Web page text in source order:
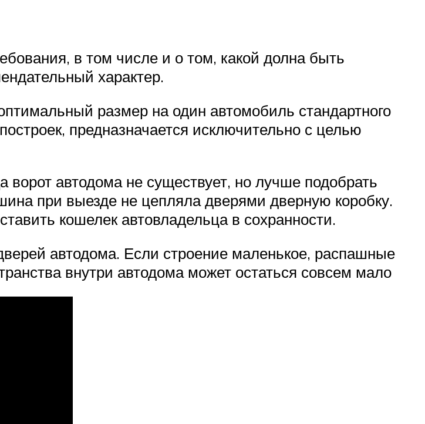
в том числе и о том, какой долна быть
характер.
размер на один автомобиль стандартного
предназначается исключительно с целью
ворот автодома не существует, но лучше подобрать
при выезде не цепляла дверями дверную коробку.
кошелек автовладельца в сохранности.
автодома. Если строение маленькое, распашные
внутри автодома может остаться совсем мало